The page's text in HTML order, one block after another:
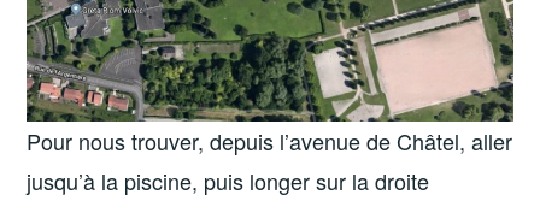
Pour nous trouver, depuis l’avenue de Châtel, aller
jusqu’à la piscine, puis longer sur la droite